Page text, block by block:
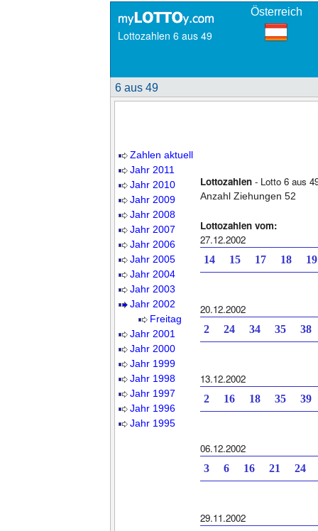
Lottozahlen 6 aus 49
Österreich
6 aus 49
Zahlen aktuell
Jahr 2011
Jahr 2010
Jahr 2009
Jahr 2008
Jahr 2007
Jahr 2006
Jahr 2005
Jahr 2004
Jahr 2003
Jahr 2002
Freitag
Jahr 2001
Jahr 2000
Jahr 1999
Jahr 1998
Jahr 1997
Jahr 1996
Jahr 1995
Lottozahlen - Lotto 6 aus
Anzahl Ziehungen 52
Lottozahlen vom:
27.12.2002
14 15 17 18
20.12.2002
2 24 34 35 38
13.12.2002
2 16 18 35 39
06.12.2002
3 6 16 21 24
29.11.2002